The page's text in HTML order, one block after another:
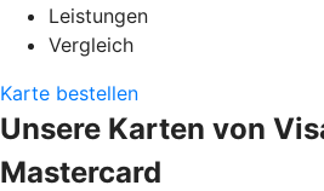
Leistungen
Vergleich
Karte bestellen
Unsere Karten von
Mastercard